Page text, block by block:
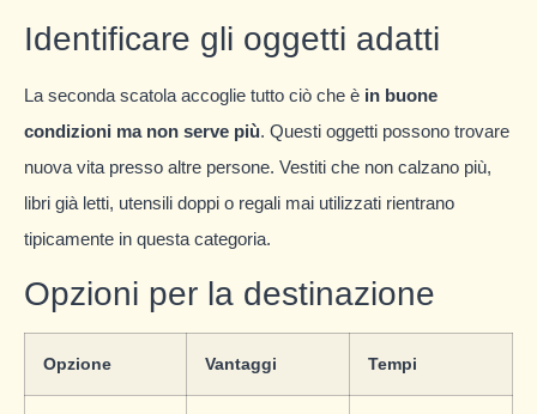
Identificare gli oggetti adatti
La seconda scatola accoglie tutto ciò che è in buone
condizioni ma non serve più. Questi oggetti possono trovare
nuova vita presso altre persone. Vestiti che non calzano più,
libri già letti, utensili doppi o regali mai utilizzati rientrano
tipicamente in questa categoria.
Opzioni per la destinazione
Opzione Vantaggi Tempi